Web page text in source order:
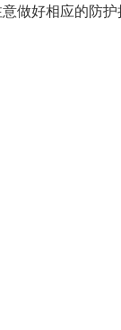
做好相应的防